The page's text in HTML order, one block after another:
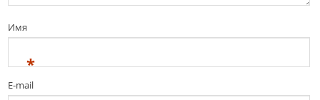
Имя
*
E-mail